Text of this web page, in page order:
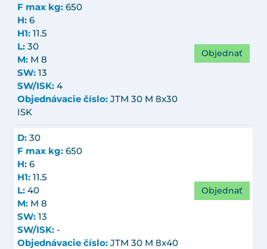
F max kg: 650
H: 6
H1: 11.5
L: 30
M: M 8
SW: 13
SW/ISK: 4
Objednávacie číslo: JTM 30 M 8x30
ISK
Objednať
D: 30
F max kg: 650
H: 6
H1: 11.5
L: 40
M: M 8
SW: 13
SW/ISK: -
Objednávacie číslo: JTM 30 M 8x40
Objednať